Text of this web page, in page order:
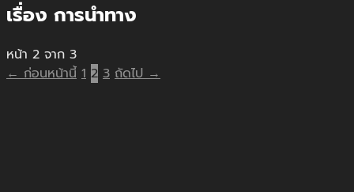
เรื่อง การนำทาง
หน้า 2 จาก 3
← ก่อนหน้านี้ 1 2 3 ถัดไป →